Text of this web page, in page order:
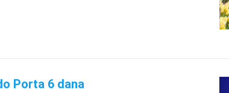
Porta 6 dana